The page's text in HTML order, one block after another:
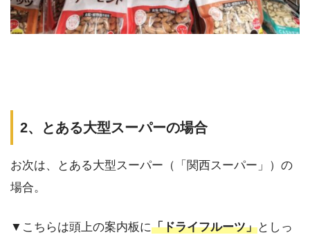
2、とある大型スーパーの場合
お次は、とある大型スーパー（「関西スーパー」）の
場合。
▼こちらは頭上の案内板に「ドライフルーツ」としっ